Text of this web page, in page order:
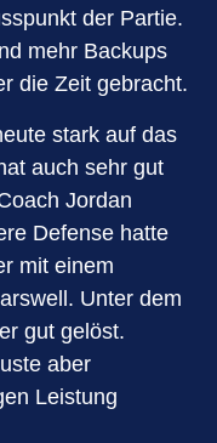
der Partie.
mehr Backups
die Zeit gebracht.
stark auf das
auch sehr gut
Jordan
Defense hatte
mit einem
Unter dem
gut gelöst.
aber
Leistung